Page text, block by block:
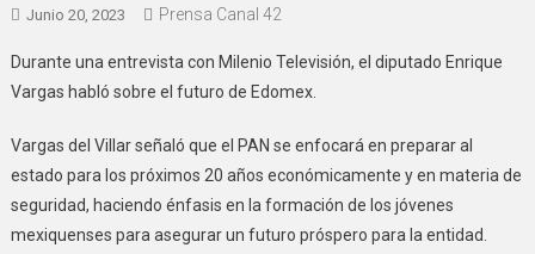
Junio 20, 2023 Prensa Canal 42
Durante una entrevista con Milenio Televisión, el diputado Enrique
Vargas habló sobre el futuro de Edomex.
Vargas del Villar señaló que el PAN se enfocará en preparar al
estado para los próximos 20 años económicamente y en materia de
seguridad, haciendo énfasis en la formación de los jóvenes
mexiquenses para asegurar un futuro próspero para la entidad.